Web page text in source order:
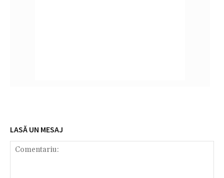
LASĂ UN MESAJ